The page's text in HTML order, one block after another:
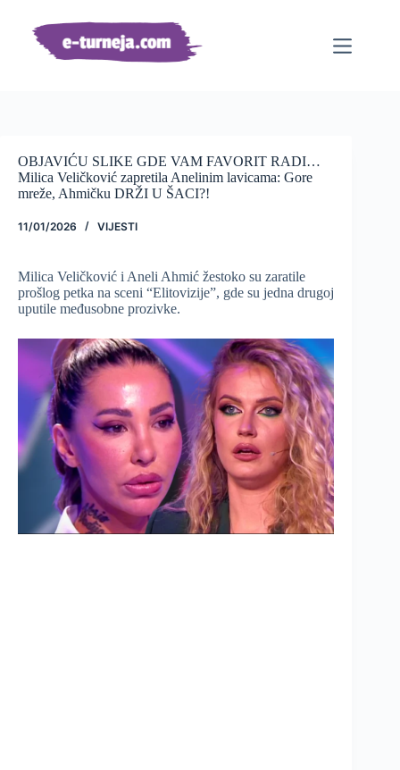
sadržaj
OBJAVIĆU SLIKE GDE VAM FAVORIT RADI…
Milica Veličković zapretila Anelinim lavicama: Gore
mreže, Ahmičku DRŽI U ŠACI?!
11/01/2026 VIJESTI
Milica Veličković i Aneli Ahmić žestoko su zaratile
prošlog petka na sceni “Elitovizije”, gde su jedna drugoj
uputile međusobne prozivke.